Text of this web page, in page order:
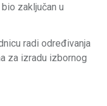
zaključan u
radi određivanja
za izradu izbornog